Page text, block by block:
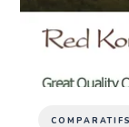
COMPARATIFS